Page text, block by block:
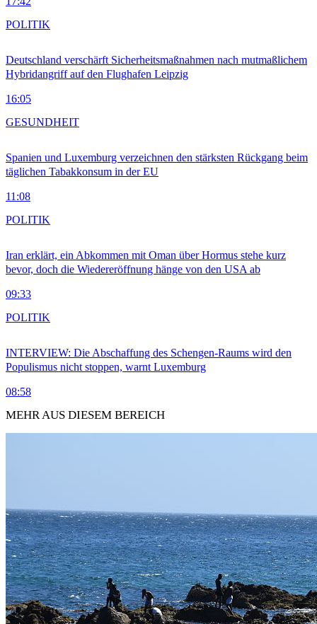
Deutschland verschärft Sicherheitsmaßnahmen nach mutmaßlichem
Hybridangriff auf den Flughafen Leipzig
16:05
POLITIK
Spanien und Luxemburg verzeichnen den stärksten Rückgang beim
täglichen Tabakkonsum in der EU
11:08
GESUNDHEIT
Iran erklärt, ein Abkommen mit Oman über Hormus stehe kurz
bevor, doch die Wiedereröffnung hänge von den USA ab
09:33
POLITIK
INTERVIEW: Die Abschaffung des Schengen-Raums wird den
Populismus nicht stoppen, warnt Luxemburg
08:58
POLITIK
MEHR AUS DIESEM BEREICH